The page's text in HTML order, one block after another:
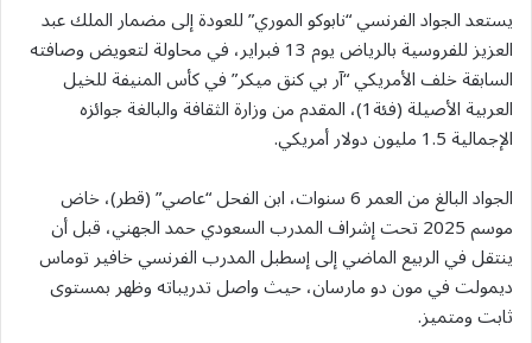
يستعد الجواد الفرنسي “نابوكو الموري” للعودة إلى مضمار الملك عبد
العزيز للفروسية بالرياض يوم 13 فبراير، في محاولة لتعويض وصافته
السابقة خلف الأمريكي “آر بي كنق ميكر” في كأس المنيفة للخيل
العربية الأصيلة (فئة1)، المقدم من وزارة الثقافة والبالغة جوائزه
الإجمالية 1.5 مليون دولار أمريكي.
الجواد البالغ من العمر 6 سنوات، ابن الفحل “عاصي” (قطر)، خاض
موسم 2025 تحت إشراف المدرب السعودي حمد الجهني، قبل أن
ينتقل في الربيع الماضي إلى إسطبل المدرب الفرنسي خافير توماس
ديمولت في مون دو مارسان، حيث واصل تدريباته وظهر بمستوى
ثابت ومتميز.